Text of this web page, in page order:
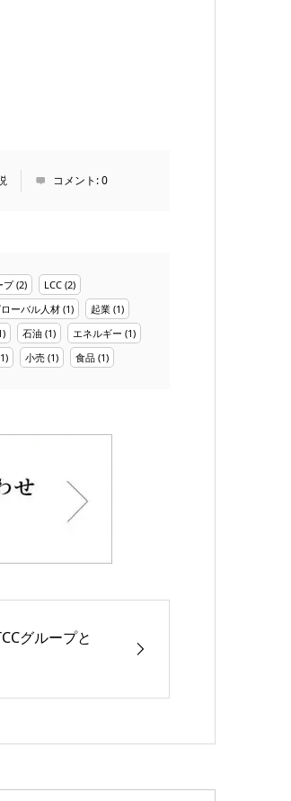
コメント:0
プ(2) LCC (2)
ーバル人材(1) 起業 (1)
石油 (1) エネルギー (1)
小売 (1) 食品 (1)
グループと